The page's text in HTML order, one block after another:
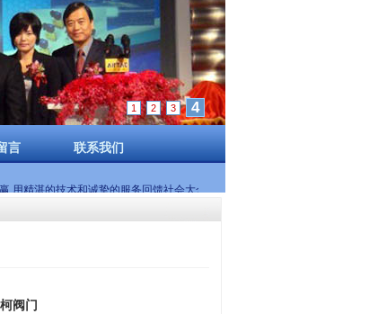
1 2 3 4
言 联系我们
用精湛的技术和诚挚的服务回馈社会大众
阀门